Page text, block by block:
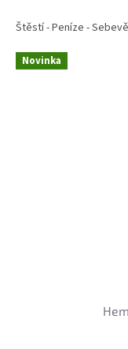
Štěstí - Peníze -
Novinka